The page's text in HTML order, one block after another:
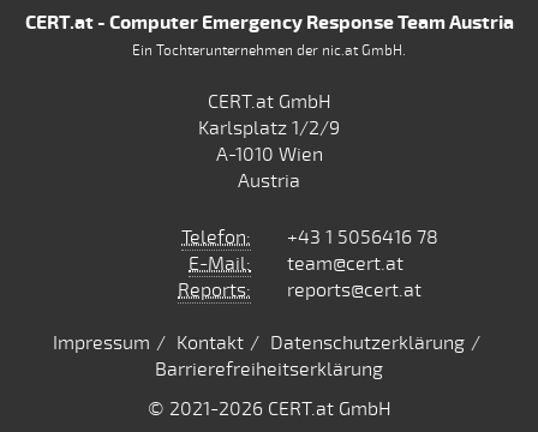
CERT.at - Computer Emergency Response Team Austria
Ein Tochterunternehmen der nic.at GmbH.
CERT.at GmbH
Karlsplatz 1/2/9
A-1010 Wien
Austria
Telefon:
+43 1 5056416 78
E-Mail:
team@cert.at
Reports:
reports@cert.at
Impressum Kontakt
Datenschutzerklärung
Barrierefreiheitserklärung
© 2021-2026 CERT.at GmbH